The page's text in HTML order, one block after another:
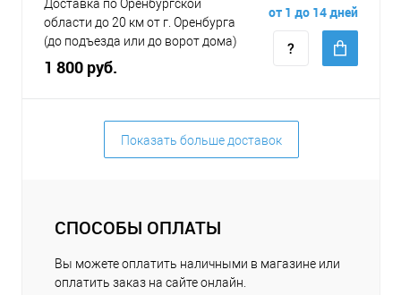
Доставка по Оренбургской
области до 20 км от г. Оренбурга
(до подъезда или до ворот дома)
1 800 руб.
от 1 до 14 дней
Показать больше доставок
СПОСОБЫ ОПЛАТЫ
Вы можете оплатить наличными в магазине или
оплатить заказ на сайте онлайн.